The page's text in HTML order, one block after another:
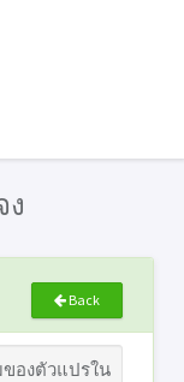
Back
องตัวแปรใน